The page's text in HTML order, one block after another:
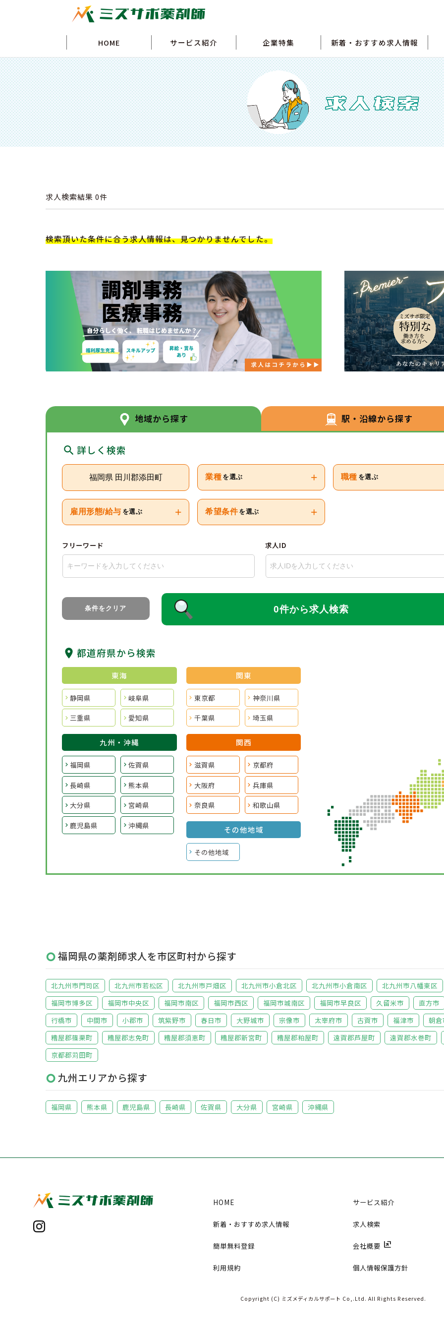
HOME サービス紹介 企業特集 新着・おすすめ求人情報
求人検索結果 0件
検索頂いた条件に合う求人情報は、見つかりませんでした。
地域から探す 駅・沿線から探す
詳しく検索
福岡県 田川郡添田町 業種 を選ぶ + 職種 を選ぶ
雇用形態/給与 を選ぶ + 希望条件 を選ぶ +
フリーワード 求人ID
条件をクリア 0件から求人検索
都道府県から検索
東海
静岡県 岐阜県
三重県 愛知県
関東
東京都 神奈川県
千葉県 埼玉県
九州・沖縄
福岡県 佐賀県
長崎県 熊本県
大分県 宮崎県
鹿児島県 沖縄県
関西
滋賀県 京都府
大阪府 兵庫県
奈良県 和歌山県
その他地域
その他地域
福岡県の薬剤師求人を市区町村から探す
北九州市門司区 北九州市若松区 北九州市戸畑区 北九州市小倉北区 北九州市小倉南区
北九州市八幡東区
福岡市博多区
福岡市中央区 福岡市南区 福岡市西区 福岡市城南区 福岡市早良区 久留米市
直方市
行橋市
中間市 小郡市 筑紫野市 春日市 大野城市 宗像市 太宰府市 古賀市 福津市
朝
糟屋郡篠栗町
糟屋郡志免町 糟屋郡須恵町 糟屋郡新宮町 糟屋郡粕屋町 遠賀郡芦屋町
遠賀郡水巻町
京都郡苅田町
九州エリアから探す
福岡県 熊本県 鹿児島県 長崎県 佐賀県 大分県 宮崎県 沖縄県
HOME サービス紹介
新着・おすすめ求人情報 求人検索
簡単無料登録 会社概要 ungroup
利用規約 個人情報保護方針
Copyright (C) ミズメディカルサポート Co,.Ltd. All Rights Reserved.